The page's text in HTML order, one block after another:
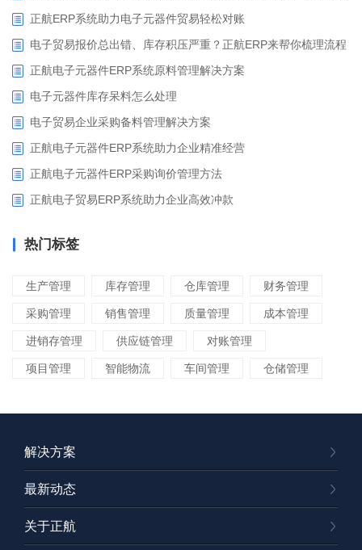
正航ERP系统助力电子元器件贸易轻松对账
电子贸易报价总出错、库存积压严重？正航ERP来帮你梳理流程
正航电子元器件ERP系统原料管理解决方案
电子元器件库存呆料怎么处理
电子贸易企业采购备料管理解决方案
正航电子元器件ERP系统助力企业精准经营
正航电子元器件ERP采购询价管理方法
正航电子贸易ERP系统助力企业高效冲款
热门标签
生产管理 库存管理 仓库管理 财务管理
采购管理 销售管理 质量管理 成本管理
进销存管理 供应链管理 对账管理
项目管理 智能物流 车间管理 仓储管理
解决方案
最新动态
关于正航